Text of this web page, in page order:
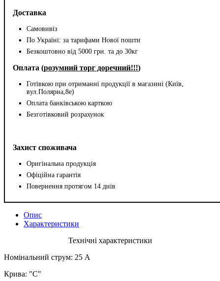
Доставка
Самовивіз
По Україні: за тарифами Нової пошти
Безкоштовно від 5000 грн. та до 30кг
Оплата (розумний торг доречний!!!)
Готівкою при отриманні продукції в магазині (Київ,
вул.Полярна,8е)
Оплата банківською карткою
Безготівковий розрахунок
Захист споживача
Оригінальна продукція
Офіційна гарантія
Повернення протягом 14 днів
Опис
Характеристики
Технічні характеристики
Номінальний струм: 25 A
Крива: "С"